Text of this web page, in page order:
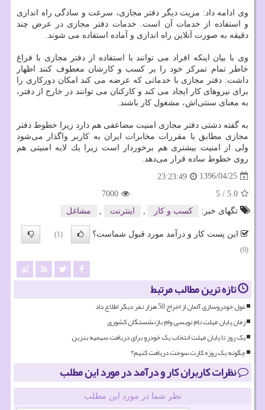
وی ادامه داد: مزیت دیگر دفتر مجازی، سرعت و سادگی راه اندازی
و استفاده از خدمات آن است. خدمات دفتر مجازی در عرض چند
دقیقه به صورت آنلاین راه اندازی و آماده استفاده می شوند.
وی با بیان اینكه افراد می توانند با استفاده از دفتر مجازی با فراغ
خاطر تمام تمركز خود را بر كسب و كارشان معطوف كنند اظهار
داشت: دفتر مجازی با خدماتی كه عرضه می كند امكان دوركاری را
برای نیروهای كار ایجاد می كند و كاركنان می توانند در خارج از دفتر،
به معنای سنتی‌اش، مشغول كار باشند.
به گفته دشتی دفتر مجازی امنیت مضاعفی هم دارد زیرا خطوط دفتر
مجازی مطابق با مقررات مخابرات ایران به كاربر واگذار می‌شود
ولی از امنیت بیشتری هم برخوردار است زیرا یك لایه امنیتی هم
روی خطوط ساده قرار می‌دهد.
1396/04/25
23:23:49
5.0
/
5
7000
تگهای خبر:
كسب و كار اینترنت مشاغل
این پست کار و درآمد مورد قبول شماست؟
(1)
(0)
تازه ترین مطالب مرتبط
غول خودروسازی آلمان از اخراج 50 هزار نفر دیگر اطلاع داد
زمان پایان مهلت نام نویسی وام بازنشستگان کشوری
یک روز تا پایان مهلت انتخاب یک خودرو برای دریافت سهمیه بنزین
چگونه یک روزه کارت سوخت دریافت کنیم؟
نظرات کاربران کار و درآمد در مورد این مطلب
نظر شما در مورد این مطلب